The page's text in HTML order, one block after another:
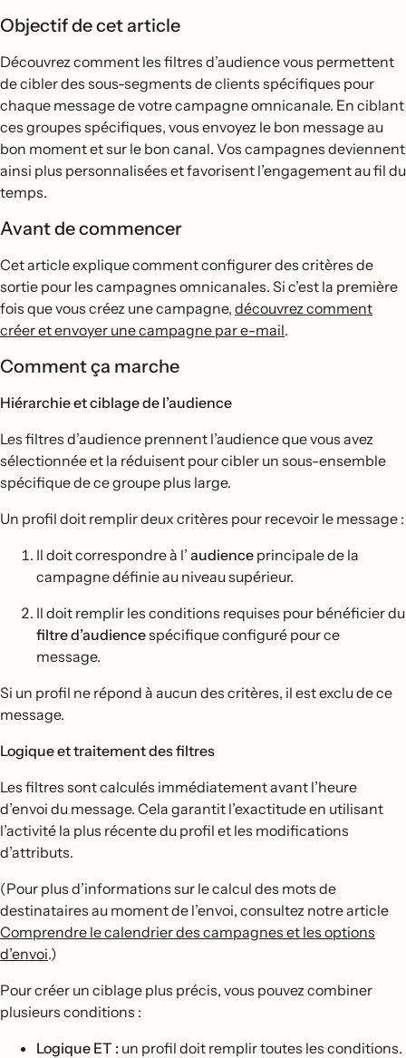
Objectif de cet article
Découvrez comment les filtres d’audience vous permettent
de cibler des sous-segments de clients spécifiques pour
chaque message de votre campagne omnicanale. En ciblant
ces groupes spécifiques, vous envoyez le bon message au
bon moment et sur le bon canal. Vos campagnes deviennent
ainsi plus personnalisées et favorisent l’engagement au fil du
temps.
Avant de commencer
Cet article explique comment configurer des critères de
sortie pour les campagnes omnicanales. Si c’est la première
fois que vous créez une campagne, découvrez comment
créer et envoyer une campagne par e-mail.
Comment ça marche
Hiérarchie et ciblage de l’audience
Les filtres d’audience prennent l’audience que vous avez
sélectionnée et la réduisent pour cibler un sous-ensemble
spécifique de ce groupe plus large.
Un profil doit remplir deux critères pour recevoir le message :
Il doit correspondre à l’ audience principale de la
campagne définie au niveau supérieur.
Il doit remplir les conditions requises pour bénéficier du
filtre d’audiencespécifique configuré pour ce
message.
Si un profil ne répond à aucun des critères, il est exclu de ce
message.
Logique et traitement des filtres
Les filtres sont calculés immédiatement avant l’heure
d’envoi du message. Cela garantit l’exactitude en utilisant
l’activité la plus récente du profil et les modifications
d’attributs.
(Pour plus d’informations sur le calcul des mots de
destinataires au moment de l’envoi, consultez notre article
Comprendre le calendrier des campagnes et les options
d’envoi.)
Pour créer un ciblage plus précis, vous pouvez combiner
plusieurs conditions :
Logique ET : un profil doit remplir toutes les conditions.